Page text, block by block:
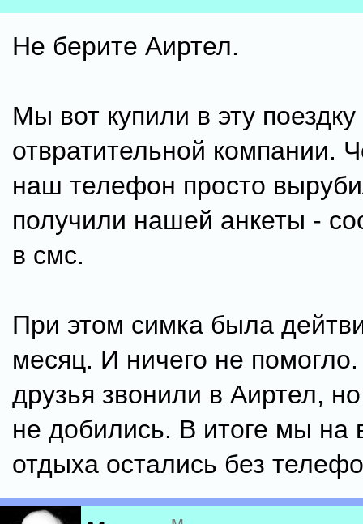
Не берите Аиртел.
Мы вот купили в эту поездку
отвратительной компании.
наш телефон просто
получили нашей анкеты -
в смс.
При этом симка была
месяц. И ничего не
друзья звонили в Аиртел,
не добились. В итоге мы на
отдыха остались без